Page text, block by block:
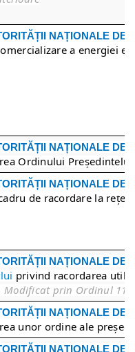
NAȚIONALE DE
a energiei
NAȚIONALE DE
Ordinului
NAȚIONALE DE
de racordare la
NAȚIONALE DE
privind racordarea
prin Ordinul
NAȚIONALE DE
unor ordine ale
NAȚIONALE DE